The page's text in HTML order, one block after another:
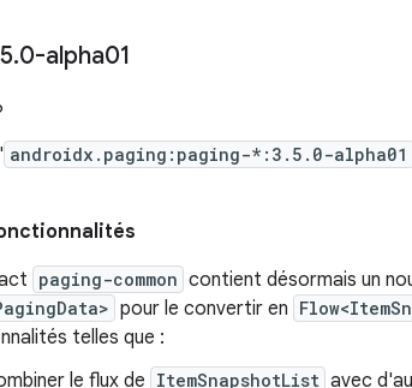
5.0-alpha01
androidx.paging:paging-*:3.5.0-alpha01
paging-common contient désormais un
pour le convertir en
telles que :
le flux de ItemSnapshotList avec